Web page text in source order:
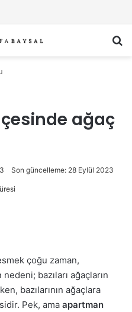
ağaç
Son güncelleme: 28 Eylül 2023
çoğu zaman,
bazıları ağaçların
bazılarının ağaçlara
Pek, ama apartman